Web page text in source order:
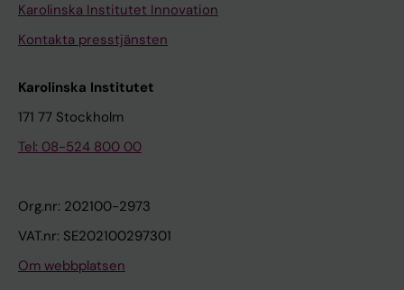
Karolinska Institutet Innovation
Kontakta presstjänsten
Karolinska Institutet
171 77 Stockholm
Tel: 08-524 800 00
Org.nr: 202100-2973
VAT.nr: SE202100297301
Om webbplatsen